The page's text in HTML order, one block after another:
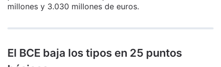
millones y 3.030 millones de euros.
El BCE baja los tipos en 25 puntos